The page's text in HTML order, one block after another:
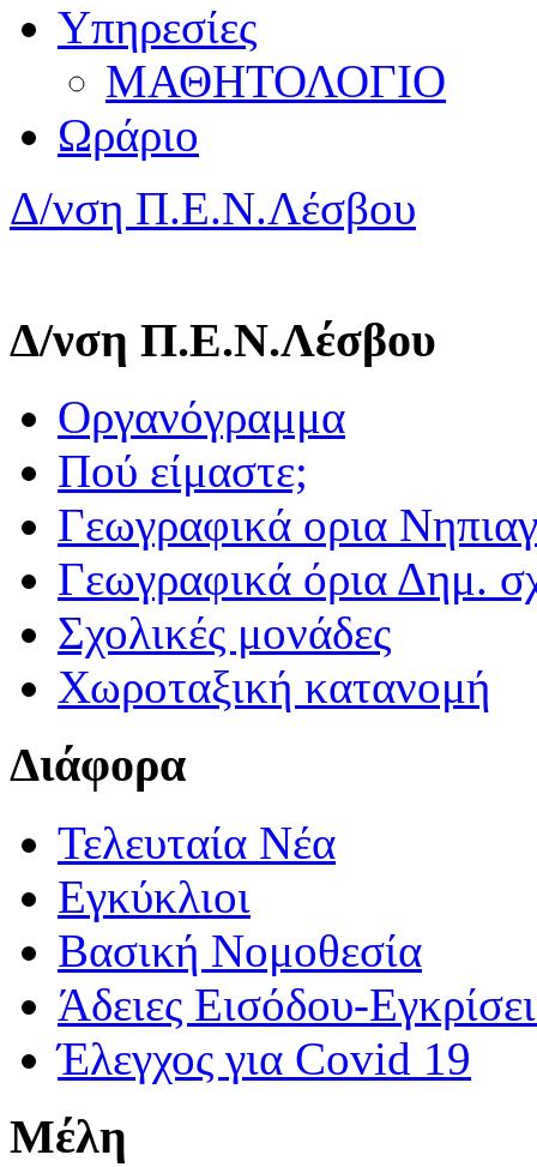
Υπηρεσίες
ΜΑΘΗΤΟΛΟΓΙΟ
Ωράριο
Δ/νση Π.Ε.Ν.Λέσβου
Δ/νση Π.Ε.Ν.Λέσβου
Οργανόγραμμα
Πού είμαστε;
Γεωγραφικά ορια
Γεωγραφικά όρια Δημ.
Σχολικές μονάδες
Χωροταξική κατανομή
Διάφορα
Τελευταία Νέα
Εγκύκλιοι
Βασική Νομοθεσία
Άδειες Εισόδου-
Έλεγχος για Covid 19
Μέλη